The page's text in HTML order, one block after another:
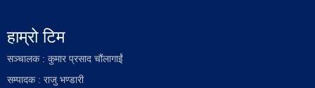
हाम्रो टिम
सञ्चालक : कुमार प्रसाद चौंलागाईं
सम्पादक : राजु भण्डारी